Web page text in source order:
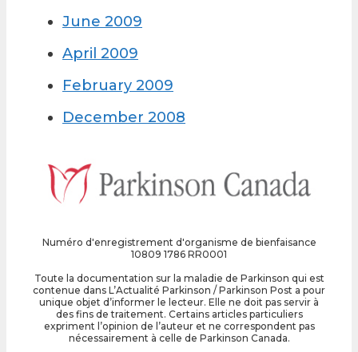
June 2009
April 2009
February 2009
December 2008
Numéro d'enregistrement d'organisme de bienfaisance
10809 1786 RR0001
Toute la documentation sur la maladie de Parkinson qui est
contenue dans L’Actualité Parkinson / Parkinson Post a pour
unique objet d’informer le lecteur. Elle ne doit pas servir à
des fins de traitement. Certains articles particuliers
expriment l’opinion de l’auteur et ne correspondent pas
nécessairement à celle de Parkinson Canada.